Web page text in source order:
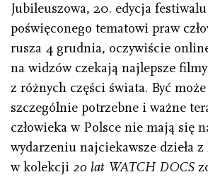
Jubileuszowa, 20. edycja
poświęconego tematowi praw
rusza 4 grudnia, oczywiście
na widzów czekają najlepsze
z różnych części świata. Być
szczególnie potrzebne i ważne
człowieka w Polsce nie mają się
wydarzeniu najciekawsze dzieła
w kolekcji 20 lat WATCH DOCS